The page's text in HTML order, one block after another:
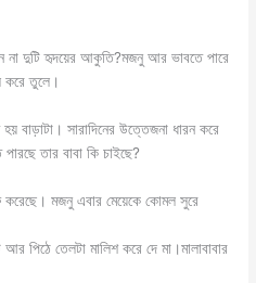
না দুটি হৃদয়ের আকুতি?মজনু আর ভাবতে পারে
করে তুলে।
বাড়াটা। সারাদিনের উত্তেজনা ধারন করে
তার বাবা কি চাইছে?
মজনু এবার মেয়েকে কোমল সুরে
পিঠে তেলটা মালিশ করে দে মা।মালাবাবার